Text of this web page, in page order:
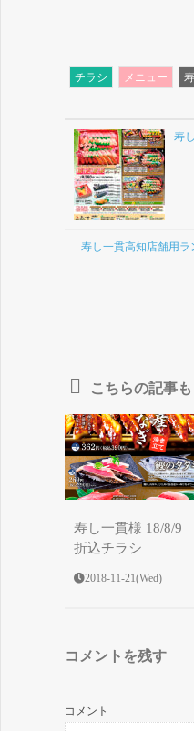
チラシ メニュー
寿
寿し一貫高知店舗用ラ
こちらの記事
寿し一貫様 18/8/9
折込チラシ
2018-11-21(Wed)
コメントを残す
コメント